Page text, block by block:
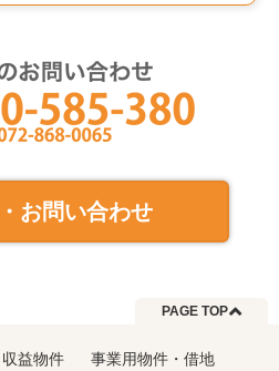
お問い合わせ
PAGE TOP
益物件 事業用物件・借地